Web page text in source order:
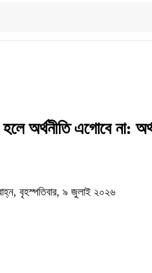
অর্থনীতি এগোবে না:
বৃহস্পতিবার, ৯ জুলাই ২০২৬